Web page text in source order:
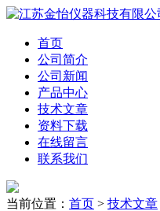
首页
公司简介
公司新闻
产品中心
技术文章
资料下载
在线留言
联系我们
当前位置： 首页 > 技术文章